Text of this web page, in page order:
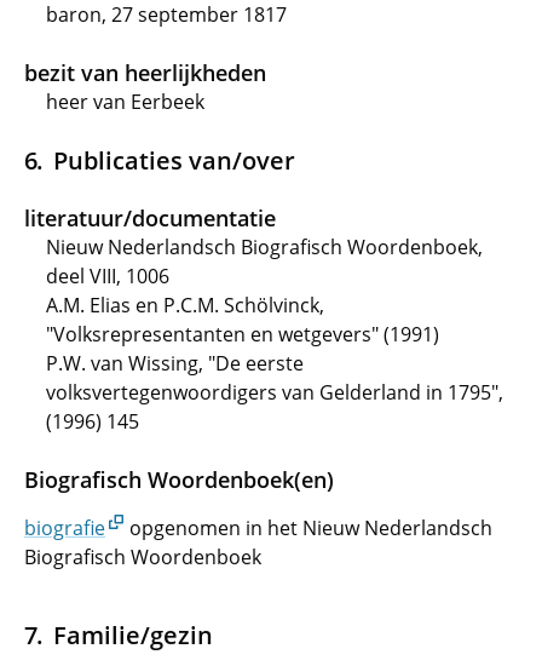
baron, 27 september 1817
bezit van heerlijkheden
heer van Eerbeek
Publicaties van/over
literatuur/documentatie
Nieuw Nederlandsch Biografisch Woordenboek,
deel VIII, 1006
A.M. Elias en P.C.M. Schölvinck,
"Volksrepresentanten en wetgevers" (1991)
P.W. van Wissing, "De eerste
volksvertegenwoordigers van Gelderland in 1795",
(1996) 145
Biografisch Woordenboek(en)
biografie
opgenomen in het Nieuw Nederlandsch
Biografisch Woordenboek
Familie/gezin